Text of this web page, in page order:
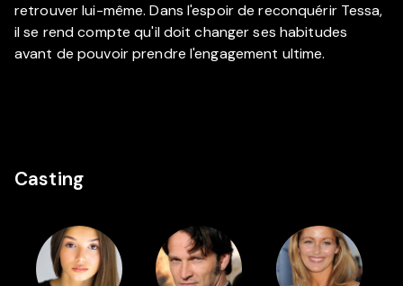
retrouver lui-même. Dans l'espoir de reconquérir Tessa,
il se rend compte qu'il doit changer ses habitudes
avant de pouvoir prendre l'engagement ultime.
Casting